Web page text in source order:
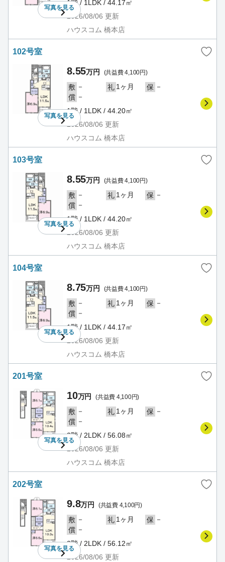
写真を見る
1階 / 1LDK / 44.17㎡
2026/08/06 更新
ハウスコム 橋本店
102号室
写真を見る
8.55万円 (共益費 4,100円)
敷 － 礼 1ヶ月 保 －
償 －
1階 / 1LDK / 44.20㎡
2026/08/06 更新
ハウスコム 橋本店
103号室
写真を見る
8.55万円 (共益費 4,100円)
敷 － 礼 1ヶ月 保 －
償 －
1階 / 1LDK / 44.20㎡
2026/08/06 更新
ハウスコム 橋本店
104号室
写真を見る
8.75万円 (共益費 4,100円)
敷 － 礼 1ヶ月 保 －
償 －
1階 / 1LDK / 44.17㎡
2026/08/06 更新
ハウスコム 橋本店
201号室
写真を見る
10万円 (共益費 4,100円)
敷 － 礼 1ヶ月 保 －
償 －
2階 / 2LDK / 56.08㎡
2026/08/06 更新
ハウスコム 橋本店
202号室
写真を見る
9.8万円 (共益費 4,100円)
敷 － 礼 1ヶ月 保 －
償 －
2階 / 2LDK / 56.12㎡
2026/08/06 更新